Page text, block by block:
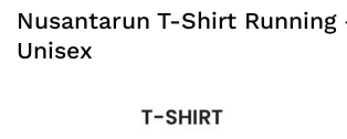
Nusantarun T-Shirt Running
Unisex